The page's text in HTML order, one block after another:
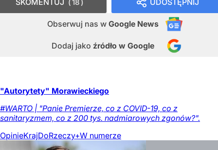
Obserwuj nas w Google News
Dodaj jako źródło w Google
18
"Autorytety" Morawieckiego
#WARTO | "Panie Premierze, co z COVID-19, co z
sanitaryzmem, co z 200 tys. nadmiarowych zgonów?".
OpinieKrajDoRzeczy+W numerze